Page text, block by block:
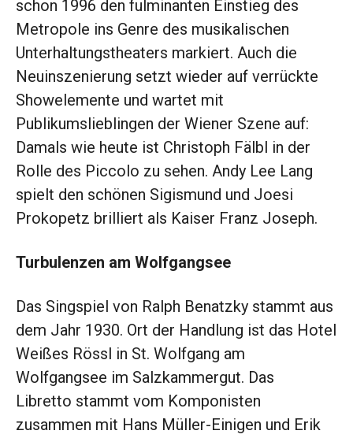
schon 1996 den fulminanten Einstieg des
Metropole ins Genre des musikalischen
Unterhaltungstheaters markiert. Auch die
Neuinszenierung setzt wieder auf verrückte
Showelemente und wartet mit
Publikumslieblingen der Wiener Szene auf:
Damals wie heute ist Christoph Fälbl in der
Rolle des Piccolo zu sehen. Andy Lee Lang
spielt den schönen Sigismund und Joesi
Prokopetz brilliert als Kaiser Franz Joseph.
Turbulenzen am Wolfgangsee
Das Singspiel von Ralph Benatzky stammt aus
dem Jahr 1930. Ort der Handlung ist das Hotel
Weißes Rössl in St. Wolfgang am
Wolfgangsee im Salzkammergut. Das
Libretto stammt vom Komponisten
zusammen mit Hans Müller-Einigen und Erik